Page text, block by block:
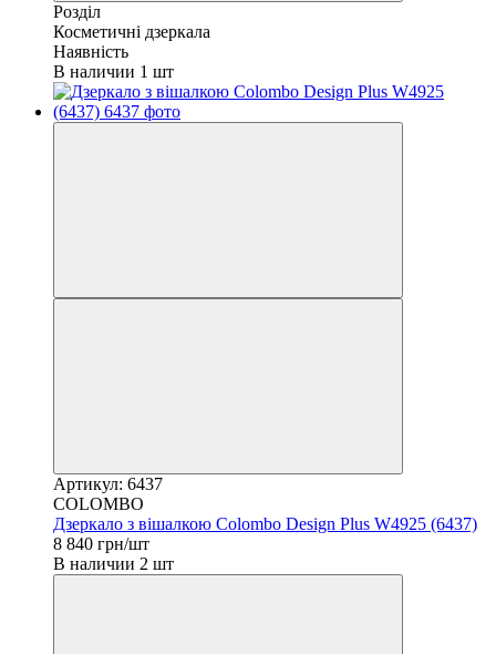
Розділ
Косметичні дзеркала
Наявність
В наличии 1 шт
Артикул: 6437
COLOMBO
Дзеркало з вішалкою Colombo Design Plus W4925 (6437)
8 840 грн/шт
В наличии 2 шт